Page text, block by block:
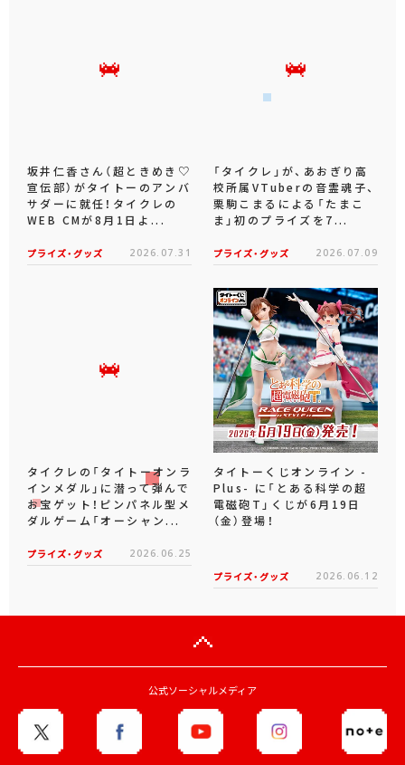
坂井仁香さん（超ときめき♡
宣伝部）がタイトーのアンバ
サダーに就任！タイクレの
WEB CMが8月1日よ...
プライズ・グッズ 2026.07.31
「タイクレ」が、あおぎり高
校所属VTuberの音霊魂子、
栗駒こまるによる「たまこ
ま」初のプライズを7...
プライズ・グッズ 2026.07.09
タイクレの「タイトーオンラ
インメダル」に潜って弾んで
お宝ゲット！ピンパネル型メ
ダルゲーム「オーシャン...
プライズ・グッズ 2026.06.25
タイトーくじオンライン -
Plus- に「とある科学の超
電磁砲T」くじが6月19日
（金）登場！
プライズ・グッズ 2026.06.12
公式ソーシャルメディア